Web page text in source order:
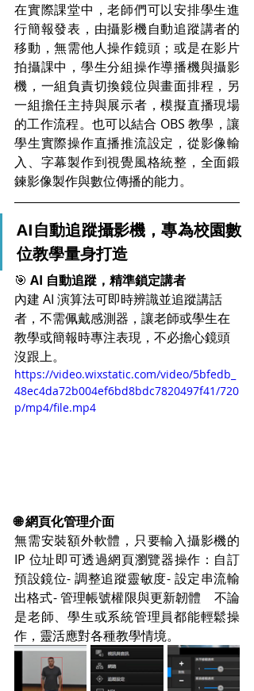
在實際課堂中，老師們可以安排學生進
行簡報發表，由攝影機自動追蹤講者的
移動，無需他人操作鏡頭；或是在影片
拍攝課中，學生分組操作導播機與攝影
機，一組負責切換鏡位與畫面排程，另
一組擔任主持與展示者，模擬直播現場
的工作流程。也可以結合 OBS 教學，讓
學生實際操作直播推流設定，從影像輸
入、字幕製作到視覺風格統整，全面鍛
鍊影像製作與數位傳播的能力。
AI自動追蹤攝影機，專為校園數
位教學量身打造
🎯 AI 自動追蹤，精準鎖定講者
內建 AI 演算法可即時辨識並追蹤講話
者，不需佩戴感測器，讓老師或學生在
教學或簡報時專注表現，不必擔心鏡頭
沒跟上。
https://video.wixstatic.com/video/5bfedb_
48ec4da72b004ef6bd8bdc7820497f41/720
p/mp4/file.mp4
🌐 網頁化管理介面
無需安裝額外軟體，只要輸入攝影機的
IP 位址即可透過網頁瀏覽器操作：自訂
預設鏡位- 調整追蹤靈敏度- 設定串流輸
出格式- 管理帳號權限與更新韌體　不論
是老師、學生或系統管理員都能輕鬆操
作，靈活應對各種教學情境。